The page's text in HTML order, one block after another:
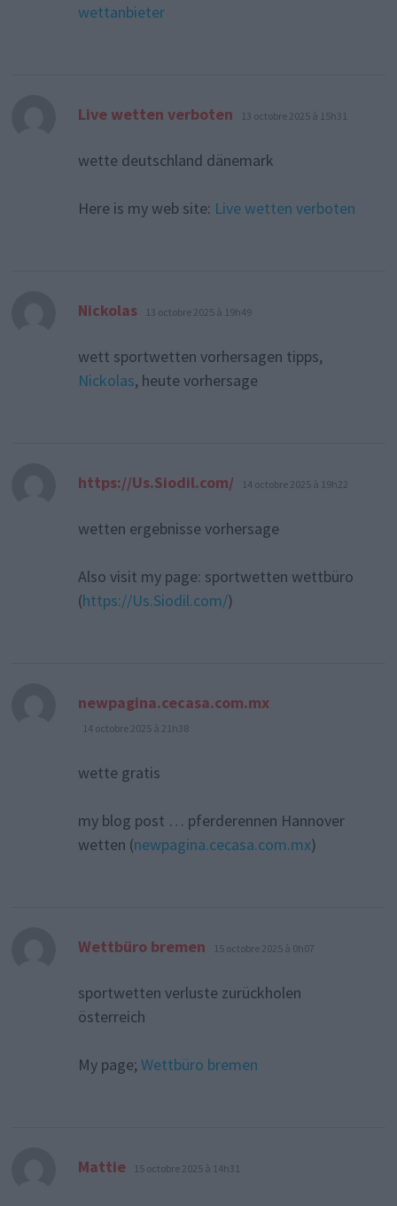
wettanbieter
Live wetten verboten dit :
13 octobre 2025 à 15h31
wette deutschland dänemark
Here is my web site: Live wetten verboten
Nickolas dit :
13 octobre 2025 à 19h49
wett sportwetten vorhersagen tipps,
Nickolas, heute vorhersage
https://Us.Siodil.com/ dit :
14 octobre 2025 à 19h22
wetten ergebnisse vorhersage
Also visit my page: sportwetten wettbüro
(https://Us.Siodil.com/)
newpagina.cecasa.com.mxdit :
14 octobre 2025 à 21h38
wette gratis
my blog post … pferderennen Hannover
wetten (newpagina.cecasa.com.mx)
Wettbüro bremen dit :
15 octobre 2025 à 0h07
sportwetten verluste zurückholen
österreich
My page; Wettbüro bremen
Mattie dit :
15 octobre 2025 à 14h31